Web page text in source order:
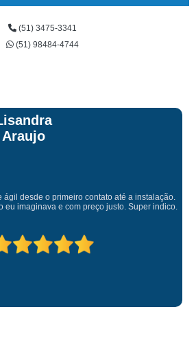
(51) 3475-3341
(51) 98484-4744
Carlos Oleques
de excelência por parte da vendedora, técnico
atencioso, caprichoso e serviço com qualidade.
atendimento e qualidade do serviços prestados.